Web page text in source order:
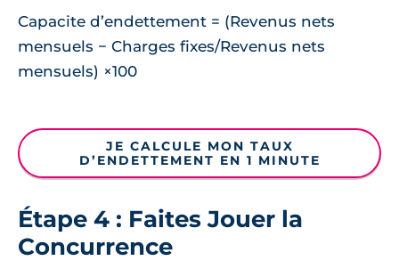
Capacite d’endettement = (Revenus nets
mensuels − Charges fixes/Revenus nets
mensuels) ×100
JE CALCULE MON TAUX
D’ENDETTEMENT EN 1 MINUTE
Étape 4 : Faites Jouer la
Concurrence